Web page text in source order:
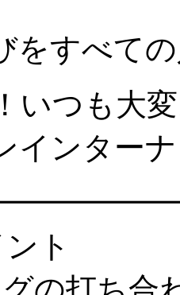
をすべて
いつも大
インター
ト